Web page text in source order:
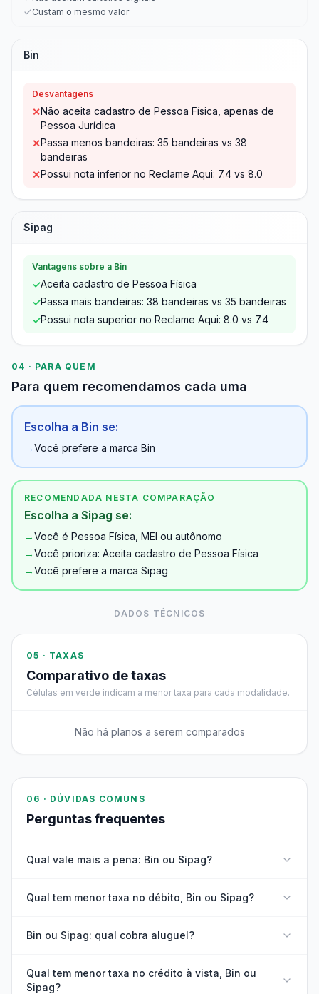
Custam o mesmo valor
Bin
Desvantagens
✕Não aceita cadastro de Pessoa Física, apenas de
Pessoa Jurídica
✕Passa menos bandeiras: 35 bandeiras vs 38
bandeiras
✕Possui nota inferior no Reclame Aqui: 7.4 vs 8.0
Sipag
Vantagens sobre a Bin
✓Aceita cadastro de Pessoa Física
✓Passa mais bandeiras: 38 bandeiras vs 35 bandeiras
✓Possui nota superior no Reclame Aqui: 8.0 vs 7.4
04 · PARA QUEM
Para quem recomendamos cada uma
Escolha a Bin se:
→Você prefere a marca Bin
RECOMENDADA NESTA COMPARAÇÃO
Escolha a Sipag se:
→Você é Pessoa Física, MEI ou autônomo
→Você prioriza: Aceita cadastro de Pessoa Física
→Você prefere a marca Sipag
DADOS TÉCNICOS
05 · TAXAS
Comparativo de taxas
Células em verde indicam a menor taxa para cada modalidade.
Não há planos a serem comparados
06 · DÚVIDAS COMUNS
Perguntas frequentes
Qual vale mais a pena: Bin ou Sipag?
Qual tem menor taxa no débito, Bin ou Sipag?
Bin ou Sipag: qual cobra aluguel?
Qual tem menor taxa no crédito à vista, Bin ou
Sipag?